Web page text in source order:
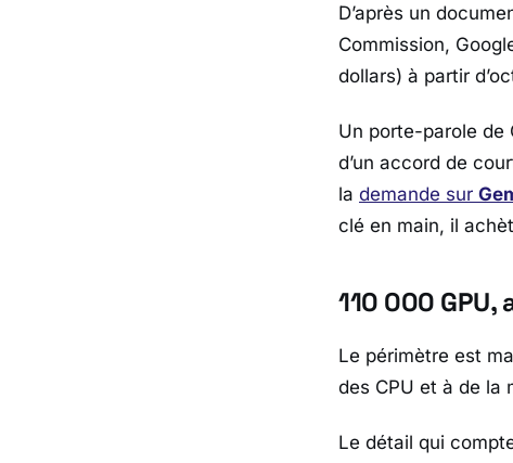
D’après un
Commission,
dollars) à partir
Un porte-parole de
d’un accord de
la demande sur
clé en main, il
110 000
Le périmètre est
des CPU et à de la
Le détail qui